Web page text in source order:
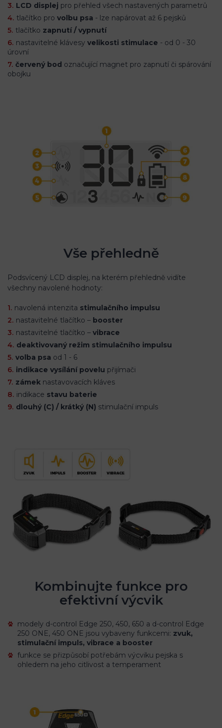
LCD displej pro přehled všech nastavených parametrů
tlačítko pro volbu psa - lze napárovat až 6 pejsků
tlačítko zapnutí / vypnutí
nastavitelné klávesy velikosti stimulace - od 0 - 30
úrovní
červený bod označující magnet pro zapnutí či spárování
obojku
Vše přehledně
Podsvícený LCD displej, na kterém přehledně vidíte
všechny navolené hodnoty:
navolená intenzita stimulačního impulsu
nastavitelné tlačítko – booster
nastavitelné tlačítko – vibrace
deaktivovaný režim stimulačního impulsu
volba psa od 1 - 6
indikace vysílání povelu přijímači
zámek nastavovacích kláves
indikace stavu baterie
dlouhý (C) / krátký (N) stimulační impuls
Kombinujte funkce pro
efektivní výcvik
modely d-control Edge 250, 450, 650 a d-control Edge
250 ONE, 450 ONE jsou vybaveny funkcemi: zvuk,
stimulační impuls, vibrace a booster
funkce se přizpůsobí potřebám výcviku pejska s
ohledem na jeho citlivost a temperament